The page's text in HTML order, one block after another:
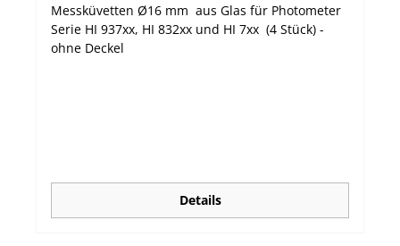
Messküvetten Ø16 mm aus Glas für Photometer
Serie HI 937xx, HI 832xx und HI 7xx (4 Stück) -
ohne Deckel
Details